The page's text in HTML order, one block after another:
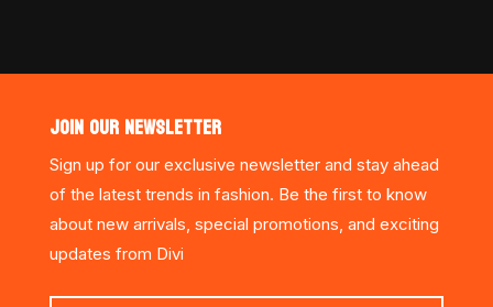
JOIN OUR NEWSLETTER
Sign up for our exclusive newsletter and stay ahead
of the latest trends in fashion. Be the first to know
about new arrivals, special promotions, and exciting
updates from Divi